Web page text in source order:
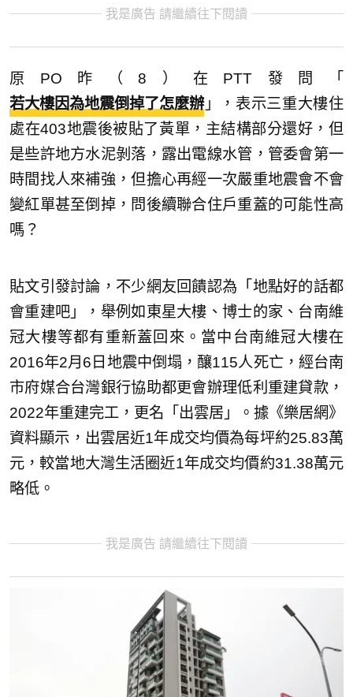
我是廣告 請繼續往下閱讀
原PO昨（8）在PTT發問「
若大樓因為地震倒掉了怎麼辦」，表示三重大樓住
處在403地震後被貼了黃單，主結構部分還好，但
是些許地方水泥剝落，露出電線水管，管委會第一
時間找人來補強，但擔心再經一次嚴重地震會不會
變紅單甚至倒掉，問後續聯合住戶重蓋的可能性高
嗎？
貼文引發討論，不少網友回饋認為「地點好的話都
會重建吧」，舉例如東星大樓、博士的家、台南維
冠大樓等都有重新蓋回來。當中台南維冠大樓在
2016年2月6日地震中倒塌，釀115人死亡，經台南
市府媒合台灣銀行協助都更會辦理低利重建貸款，
2022年重建完工，更名「出雲居」。據《樂居網》
資料顯示，出雲居近1年成交均價為每坪約25.83萬
元，較當地大灣生活圈近1年成交均價約31.38萬元
略低。
我是廣告 請繼續往下閱讀